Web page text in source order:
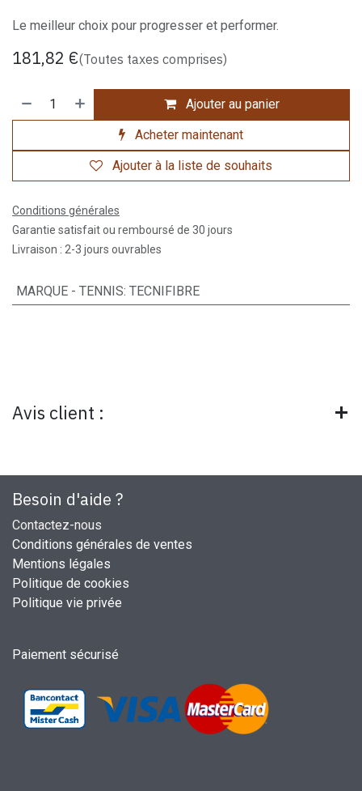
Le meilleur choix pour progresser et performer.
181,82 €(Toutes taxes comprises)
Ajouter au panier
Acheter maintenant
Ajouter à la liste de souhaits
Conditions générales
Garantie satisfait ou remboursé de 30 jours
Livraison : 2-3 jours ouvrables
MARQUE - TENNIS: TECNIFIBRE
Avis client :
Besoin d'aide ?
Contactez-nous
Conditions générales de ventes
Mentions légales
Politique de cookies
Politique vie privée
Paiement sécurisé